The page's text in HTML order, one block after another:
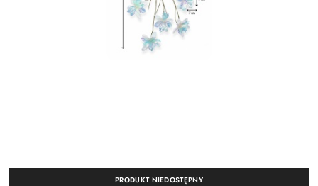
PRODUKT NIEDOSTĘPNY